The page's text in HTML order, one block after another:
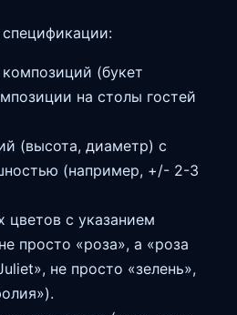
(букет
на столы гостей
(высота, диаметр) с
(например, +/- 2-3
с указанием
просто «роза», а «роза
не просто «зелень»,